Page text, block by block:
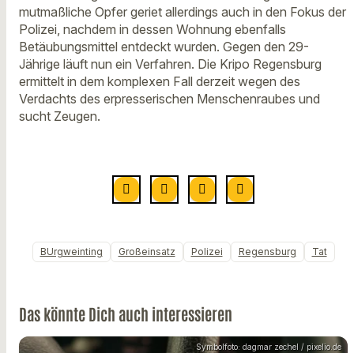
mutmaßliche Opfer geriet allerdings auch in den Fokus der
Polizei, nachdem in dessen Wohnung ebenfalls
Betäubungsmittel entdeckt wurden. Gegen den 29-
Jährige läuft nun ein Verfahren. Die Kripo Regensburg
ermittelt in dem komplexen Fall derzeit wegen des
Verdachts des erpresserischen Menschenraubes und
sucht Zeugen.
BUrgweinting Großeinsatz Polizei Regensburg Tat
Das könnte Dich auch interessieren
Symbolfoto: dagmar zechel / pixelio.de